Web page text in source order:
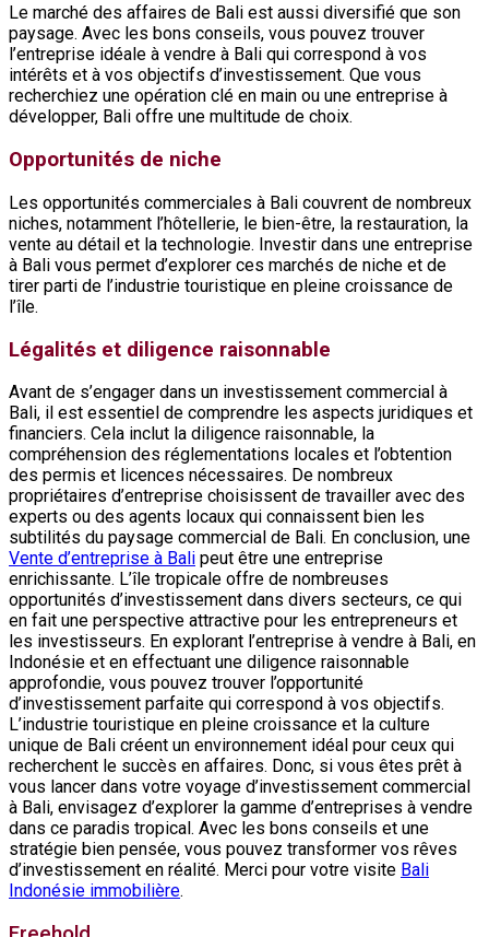
Le marché des affaires de Bali est aussi diversifié que son
paysage. Avec les bons conseils, vous pouvez trouver
l’entreprise idéale à vendre à Bali qui correspond à vos
intérêts et à vos objectifs d’investissement. Que vous
recherchiez une opération clé en main ou une entreprise à
développer, Bali offre une multitude de choix.
Opportunités de niche
Les opportunités commerciales à Bali couvrent de nombreux
niches, notamment l’hôtellerie, le bien-être, la restauration, la
vente au détail et la technologie. Investir dans une entreprise
à Bali vous permet d’explorer ces marchés de niche et de
tirer parti de l’industrie touristique en pleine croissance de
l’île.
Légalités et diligence raisonnable
Avant de s’engager dans un investissement commercial à
Bali, il est essentiel de comprendre les aspects juridiques et
financiers. Cela inclut la diligence raisonnable, la
compréhension des réglementations locales et l’obtention
des permis et licences nécessaires. De nombreux
propriétaires d’entreprise choisissent de travailler avec des
experts ou des agents locaux qui connaissent bien les
subtilités du paysage commercial de Bali. En conclusion, une
Vente d’entreprise à Bali peut être une entreprise
enrichissante. L’île tropicale offre de nombreuses
opportunités d’investissement dans divers secteurs, ce qui
en fait une perspective attractive pour les entrepreneurs et
les investisseurs. En explorant l’entreprise à vendre à Bali, en
Indonésie et en effectuant une diligence raisonnable
approfondie, vous pouvez trouver l’opportunité
d’investissement parfaite qui correspond à vos objectifs.
L’industrie touristique en pleine croissance et la culture
unique de Bali créent un environnement idéal pour ceux qui
recherchent le succès en affaires. Donc, si vous êtes prêt à
vous lancer dans votre voyage d’investissement commercial
à Bali, envisagez d’explorer la gamme d’entreprises à vendre
dans ce paradis tropical. Avec les bons conseils et une
stratégie bien pensée, vous pouvez transformer vos rêves
d’investissement en réalité. Merci pour votre visite Bali
Indonésie immobilière.